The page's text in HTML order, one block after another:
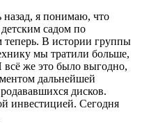
назад, я понимаю, что
садом по
В истории группы
мы тратили больше,
же это было выгодно,
дальнейшей
дисков.
инвестицией. Сегодня